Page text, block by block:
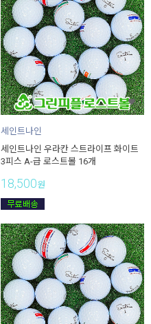
세인트나인
세인트나인 우라칸 스트라이프 화이트
3피스 A-급 로스트볼 16개
18,500원